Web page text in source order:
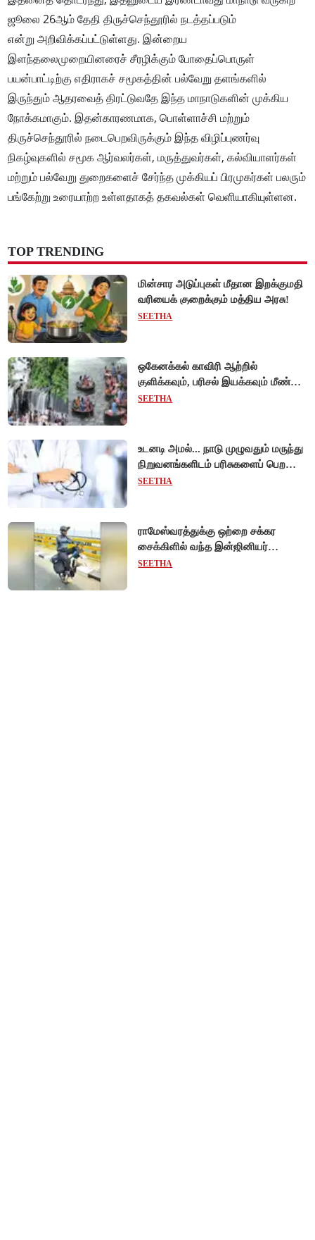
ஜூலை 26ஆம் தேதி திருச்செந்தூரில் நடத்தப்படும்
என்று அறிவிக்கப்பட்டுள்ளது. இன்றைய
இளந்தலைமுறையினரைச் சீரழிக்கும் போதைப்பொருள்
பயன்பாட்டிற்கு எதிராகச் சமூகத்தின் பல்வேறு தளங்களில்
இருந்தும் ஆதரவைத் திரட்டுவதே இந்த மாநாடுகளின் முக்கிய
நோக்கமாகும். இதன்காரணமாக, பொள்ளாச்சி மற்றும்
திருச்செந்தூரில் நடைபெறவிருக்கும் இந்த விழிப்புணர்வு
நிகழ்வுகளில் சமூக ஆர்வலர்கள், மருத்துவர்கள், கல்வியாளர்கள்
மற்றும் பல்வேறு துறைகளைச் சேர்ந்த முக்கியப் பிரமுகர்கள் பலரும்
பங்கேற்று உரையாற்ற உள்ளதாகத் தகவல்கள் வெளியாகியுள்ளன.
TOP TRENDING
மின்சார அடுப்புகள் மீதான இறக்குமதி
வரியைக் குறைக்கும் மத்திய அரசு!
SEETHA
ஒகேனக்கல் காவிரி ஆற்றில்
குளிக்கவும், பரிசல் இயக்கவும் மீண்டும்
அனுமதி - சுற்றுலாப் பயணிகள்
SEETHA
உடனடி அமல்... நாடு முழுவதும் மருந்து
நிறுவனங்களிடம் பரிசுகளைப் பெற
டாக்டர்களுக்குத் தடை!
SEETHA
ராமேஸ்வரத்துக்கு ஒற்றை சக்கர
சைக்கிளில் வந்த இன்ஜினியர்
- போதைக்கு எதிராக விழிப்புணர்வு!
SEETHA